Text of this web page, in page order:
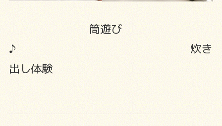
筒遊び
♪ 炊き
出し体験